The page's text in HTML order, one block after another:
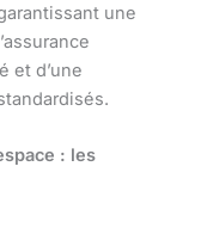
une
et d’une
: les